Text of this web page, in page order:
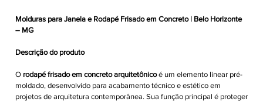
Molduras para Janela e Rodapé Frisado em Concreto | Belo Horizonte
– MG
Descrição do produto
O rodapé frisado em concreto arquitetônicoé um elemento linear pré-
moldado, desenvolvido para acabamento técnico e estético em
projetos de arquitetura contemporânea. Sua função principal é proteger